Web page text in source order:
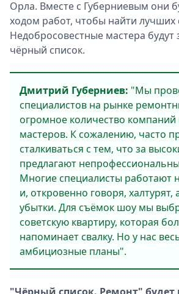
Орла. Вместе с Губерниевым они
ходом работ, чтобы найти лучших
Недобросовестные мастера будут
чёрный список.
Дмитрий Губерниев: "Мы
специалистов на рынке
огромное количество компаний
мастеров. К сожалению, часто
сталкиваться с тем, что за
предлагают
Многие специалисты работают
и, откровенно говоря, халтурят,
убытки. Для съёмок шоу мы
советскую квартиру, которая
напоминает свалку. Но у нас
амбициозные планы".